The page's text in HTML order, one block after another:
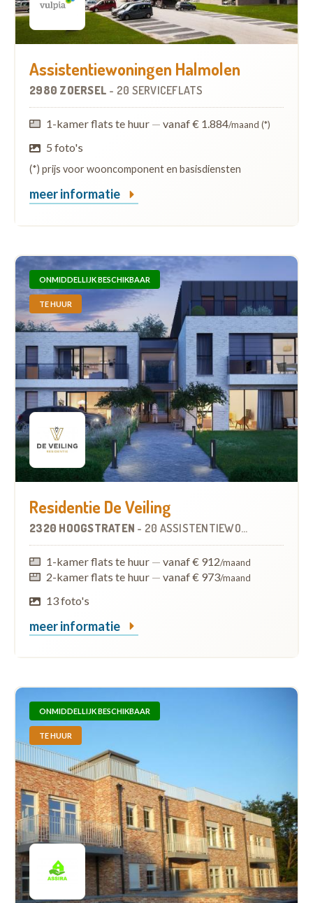
Assistentiewoningen Halmolen
2980 ZOERSEL - 20 SERVICEFLATS
1-kamer flats te huur — vanaf € 1.884/maand (*)
5 foto's
(*) prijs voor wooncomponent en basisdiensten
meer informatie
ONMIDDELLIJK BESCHIKBAAR
TE HUUR
Residentie De Veiling
2320 HOOGSTRATEN - 20 ASSISTENTIEWONINGEN
1-kamer flats te huur — vanaf € 912/maand
2-kamer flats te huur — vanaf € 973/maand
13 foto's
meer informatie
ONMIDDELLIJK BESCHIKBAAR
TE HUUR